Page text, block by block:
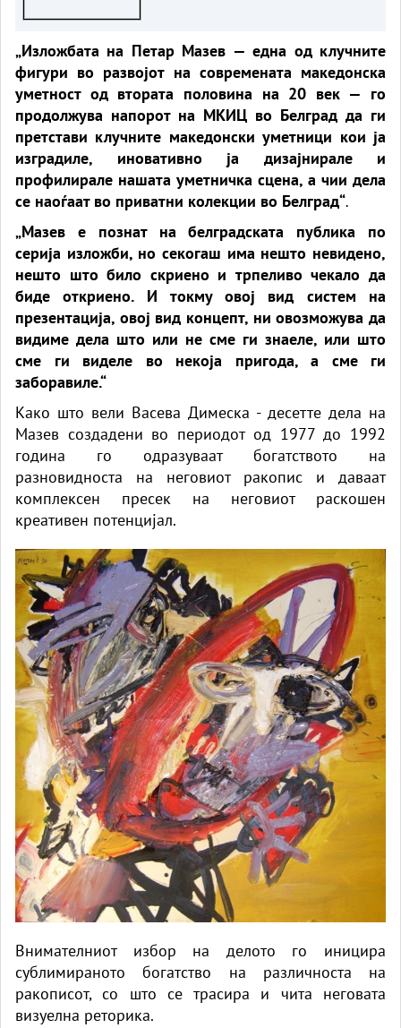
„Изложбата на Петар Мазев — една од клучните
фигури во развојот на современата македонска
уметност од втората половина на 20 век — го
продолжува напорот на МКИЦ во Белград да ги
претстави клучните македонски уметници кои ја
изградиле, иновативно ја дизајнирале и
профилирале нашата уметничка сцена, а чии дела
се наоѓаат во приватни колекции во Белград“.
„Мазев е познат на белградската публика по
серија изложби, но секогаш има нешто невидено,
нешто што било скриено и трпеливо чекало да
биде откриено. И токму овој вид систем на
презентација, овој вид концепт, ни овозможува да
видиме дела што или не сме ги знаеле, или што
сме ги виделе во некоја пригода, а сме ги
заборавиле.“
Како што вели Васева Димеска - десетте дела на
Мазев создадени во периодот од 1977 до 1992
година го одразуваат богатството на
разновидноста на неговиот ракопис и даваат
комплексен пресек на неговиот раскошен
креативен потенцијал.
Внимателниот избор на делото го иницира
сублимираното богатство на различноста на
ракописот, со што се трасира и чита неговата
визуелна реторика.